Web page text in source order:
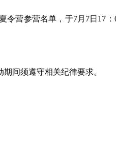
令营参营名单，于7月7日17
间须遵守相关纪律要求。